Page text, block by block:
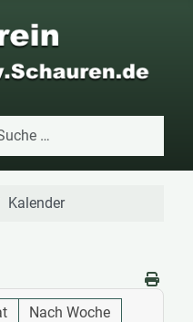
Kalender
Nach Woche